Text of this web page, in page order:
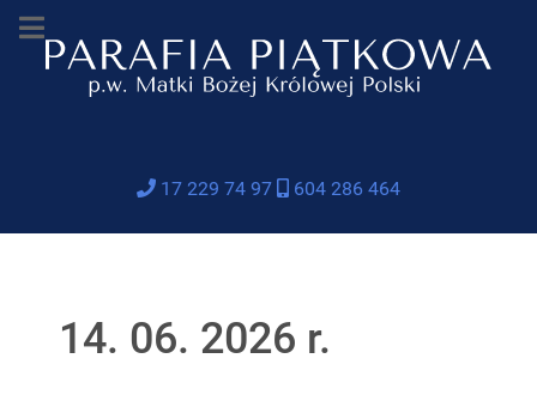
17 229 74 97 604 286 464
14. 06. 2026 r.